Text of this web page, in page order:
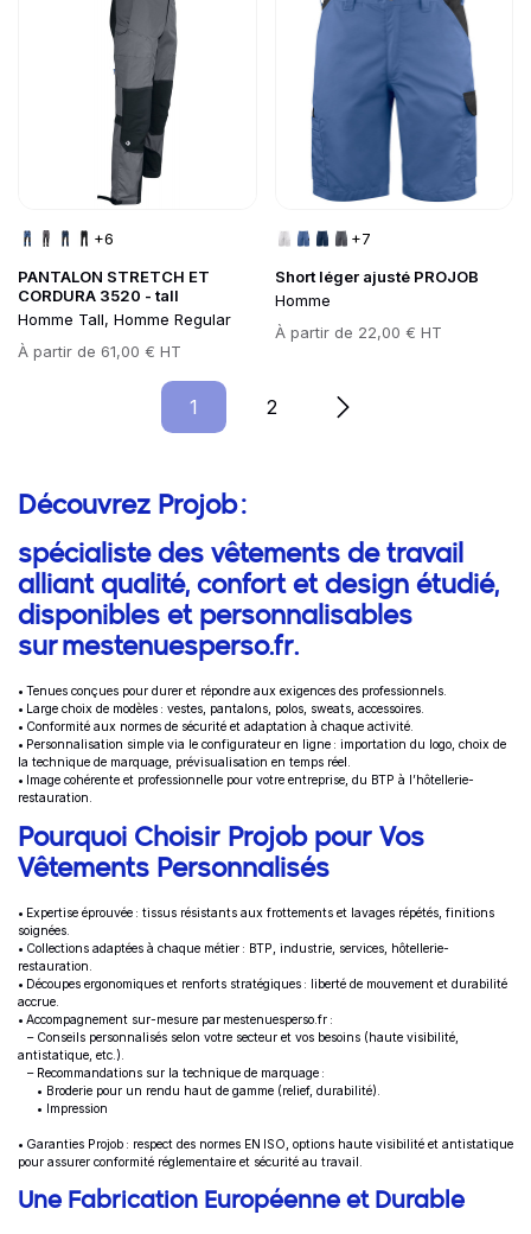
PANTALON STRETCH ET
CORDURA 3520 - tall
Homme Tall, Homme Regular
Prix
À partir de 61,00 € HT
+6
Short léger ajusté PROJOB
Homme
Prix
À partir de 22,00 € HT
+7
Page
1 Page
2
Informations complémentaires
Découvrez Projob :
spécialiste des vêtements de travail
alliant qualité, confort et design étudié,
disponibles et personnalisables
sur mestenuesperso.fr.
• Tenues conçues pour durer et répondre aux exigences des professionnels.
• Large choix de modèles : vestes, pantalons, polos, sweats, accessoires.
• Conformité aux normes de sécurité et adaptation à chaque activité.
• Personnalisation simple via le configurateur en ligne : importation du logo, choix de
la technique de marquage, prévisualisation en temps réel.
• Image cohérente et professionnelle pour votre entreprise, du BTP à l’hôtellerie-
restauration.
Pourquoi Choisir Projob pour Vos
Vêtements Personnalisés
• Expertise éprouvée : tissus résistants aux frottements et lavages répétés, finitions
soignées.
• Collections adaptées à chaque métier : BTP, industrie, services, hôtellerie-
restauration.
• Découpes ergonomiques et renforts stratégiques : liberté de mouvement et durabilité
accrue.
• Accompagnement sur-mesure par mestenuesperso.fr :
– Conseils personnalisés selon votre secteur et vos besoins (haute visibilité,
antistatique, etc.).
– Recommandations sur la technique de marquage :
• Broderie pour un rendu haut de gamme (relief, durabilité).
• Impression
• Garanties Projob : respect des normes EN ISO, options haute visibilité et antistatique
pour assurer conformité réglementaire et sécurité au travail.
Une Fabrication Européenne et Durable